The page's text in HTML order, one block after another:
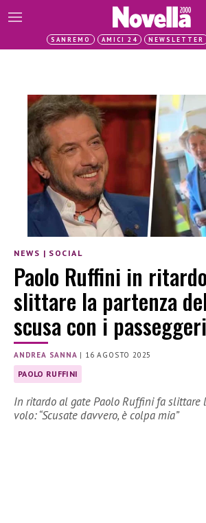
SANREMO AMICI 24 NEWSLETTER
NEWS | SOCIAL
Paolo Ruffini in
slittare la partenza
scusa con i
ANDREA SANNA | 16 AGOSTO 2025
PAOLO RUFFINI
In ritardo al gate Paolo Ruffini fa slittare
volo: “Scusate davvero, è colpa mia”